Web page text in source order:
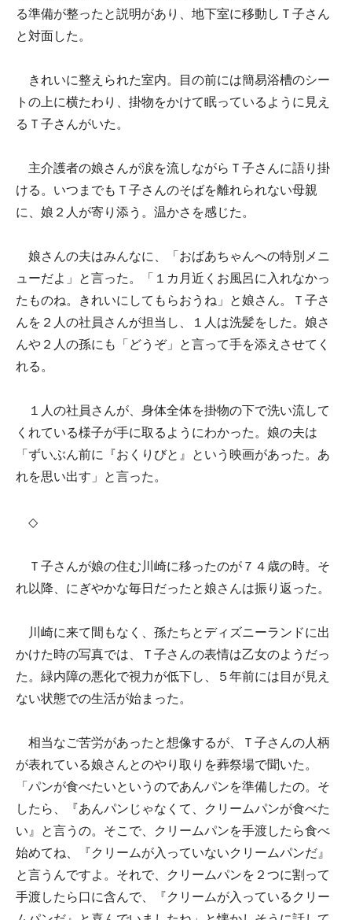
る準備が整ったと説明があり、地下室に移動しＴ子さん
と対面した。
きれいに整えられた室内。目の前には簡易浴槽のシー
トの上に横たわり、掛物をかけて眠っているように見え
るＴ子さんがいた。
主介護者の娘さんが涙を流しながらＴ子さんに語り掛
ける。いつまでもＴ子さんのそばを離れられない母親
に、娘２人が寄り添う。温かさを感じた。
娘さんの夫はみんなに、「おばあちゃんへの特別メニ
ューだよ」と言った。「１カ月近くお風呂に入れなかっ
たものね。きれいにしてもらおうね」と娘さん。Ｔ子さ
んを２人の社員さんが担当し、１人は洗髪をした。娘さ
んや２人の孫にも「どうぞ」と言って手を添えさせてく
れる。
１人の社員さんが、身体全体を掛物の下で洗い流して
くれている様子が手に取るようにわかった。娘の夫は
「ずいぶん前に『おくりびと』という映画があった。あ
れを思い出す」と言った。
◇
Ｔ子さんが娘の住む川崎に移ったのが７４歳の時。そ
れ以降、にぎやかな毎日だったと娘さんは振り返った。
川崎に来て間もなく、孫たちとディズニーランドに出
かけた時の写真では、Ｔ子さんの表情は乙女のようだっ
た。緑内障の悪化で視力が低下し、５年前には目が見え
ない状態での生活が始まった。
相当なご苦労があったと想像するが、Ｔ子さんの人柄
が表れている娘さんとのやり取りを葬祭場で聞いた。
「パンが食べたいというのであんパンを準備したの。そ
したら、『あんパンじゃなくて、クリームパンが食べた
い』と言うの。そこで、クリームパンを手渡したら食べ
始めてね、『クリームが入っていないクリームパンだ』
と言うんですよ。それで、クリームパンを２つに割って
手渡したら口に含んで、『クリームが入っているクリー